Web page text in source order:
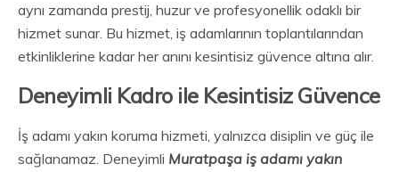
aynı zamanda prestij, huzur ve profesyonellik odaklı bir
hizmet sunar. Bu hizmet, iş adamlarının toplantılarından
etkinliklerine kadar her anını kesintisiz güvence altına alır.
Deneyimli Kadro ile Kesintisiz Güvence
İş adamı yakın koruma hizmeti, yalnızca disiplin ve güç ile
sağlanamaz. Deneyimli Muratpaşa iş adamı yakın